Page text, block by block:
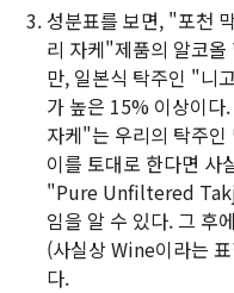
성분표를 보면, "포천
리 자케"제품의 알코
만, 일본식 탁주인 "니
가 높은 15% 이상이다
자케"는 우리의 탁주
이를 토대로 한다면
"Pure Unfiltered
임을 알 수 있다. 그
(사실상 Wine이라는
다.